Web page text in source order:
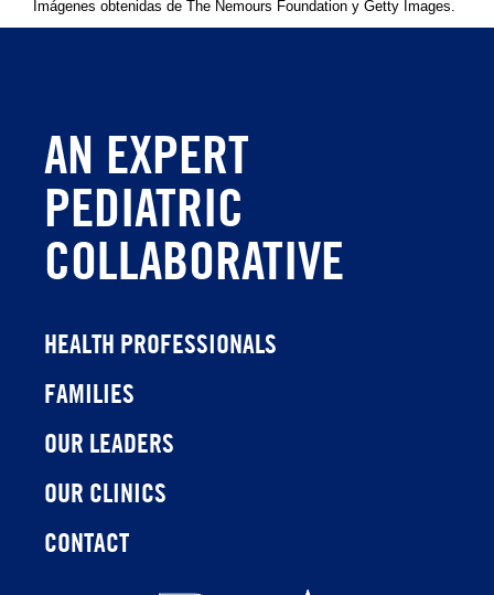
Imágenes obtenidas de The Nemours Foundation y Getty Images.
AN EXPERT
PEDIATRIC
COLLABORATIVE
HEALTH PROFESSIONALS
FAMILIES
OUR LEADERS
OUR CLINICS
CONTACT